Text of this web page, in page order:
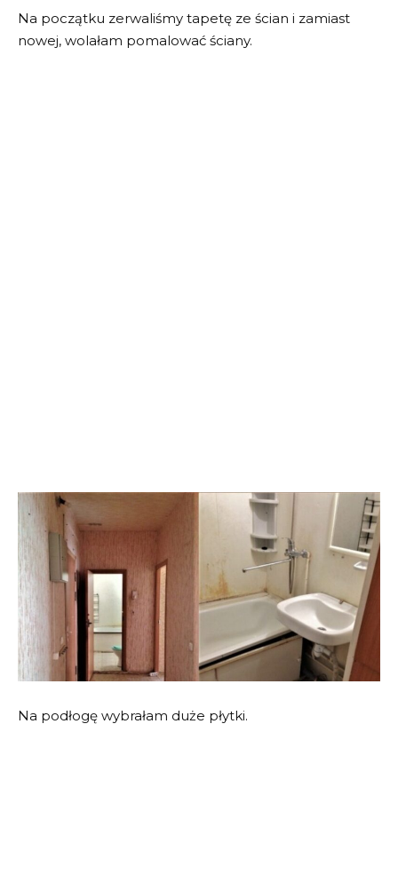
Na początku zerwaliśmy tapetę ze ścian i zamiast
nowej, wolałam pomalować ściany.
Na podłogę wybrałam duże płytki.